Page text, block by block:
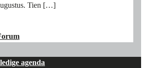
Tien […]
FESTIVAL:
AT
agenda